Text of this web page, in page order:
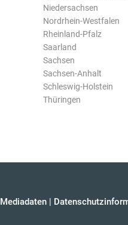
Niedersachsen
Nordrhein-Westfalen
Rheinland-Pfalz
Saarland
Sachsen
Sachsen-Anhalt
Schleswig-Holstein
Thüringen
Mediadaten |